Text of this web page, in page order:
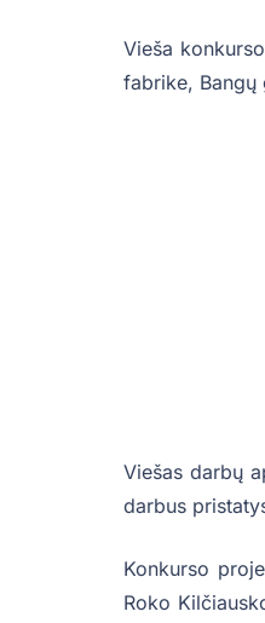
Vieša
fabrike, Bangų
Viešas darbų
darbus
Konkurso
Roko